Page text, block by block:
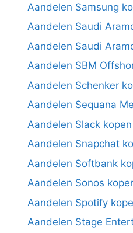
Aandelen Samsung
Aandelen Saudi
Aandelen Saudi
Aandelen SBM
Aandelen Schenker
Aandelen Sequana
Aandelen Slack kopen
Aandelen Snapchat
Aandelen Softbank
Aandelen Sonos
Aandelen Spotify
Aandelen Stage